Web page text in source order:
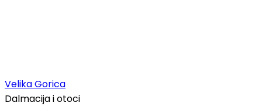
Velika Gorica
Dalmacija i otoci